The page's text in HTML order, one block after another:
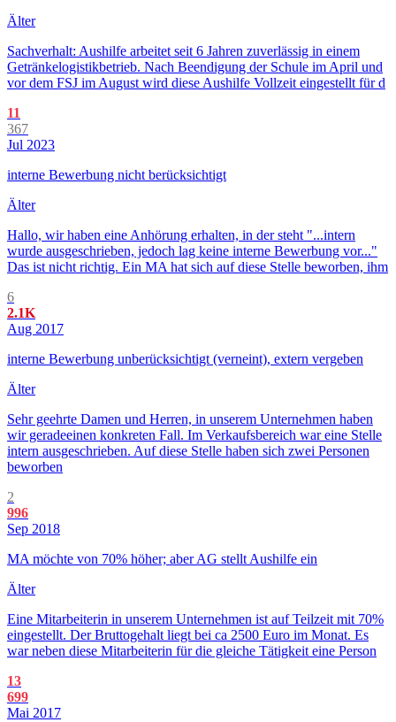
Älter
Sachverhalt: Aushilfe arbeitet seit 6 Jahren zuverlässig in einem
Getränkelogistikbetrieb. Nach Beendigung der Schule im April und
vor dem FSJ im August wird diese Aushilfe Vollzeit eingestellt für d
11
367
Jul 2023
interne Bewerbung nicht berücksichtigt
Älter
Hallo, wir haben eine Anhörung erhalten, in der steht "...intern
wurde ausgeschrieben, jedoch lag keine interne Bewerbung vor..."
Das ist nicht richtig. Ein MA hat sich auf diese Stelle beworben, ihm
6
2.1K
Aug 2017
interne Bewerbung unberücksichtigt (verneint), extern vergeben
Älter
Sehr geehrte Damen und Herren, in unserem Unternehmen haben
wir geradeeinen konkreten Fall. Im Verkaufsbereich war eine Stelle
intern ausgeschrieben. Auf diese Stelle haben sich zwei Personen
beworben
2
996
Sep 2018
MA möchte von 70% höher; aber AG stellt Aushilfe ein
Älter
Eine Mitarbeiterin in unserem Unternehmen ist auf Teilzeit mit 70%
eingestellt. Der Bruttogehalt liegt bei ca 2500 Euro im Monat. Es
war neben diese Mitarbeiterin für die gleiche Tätigkeit eine Person
13
699
Mai 2017